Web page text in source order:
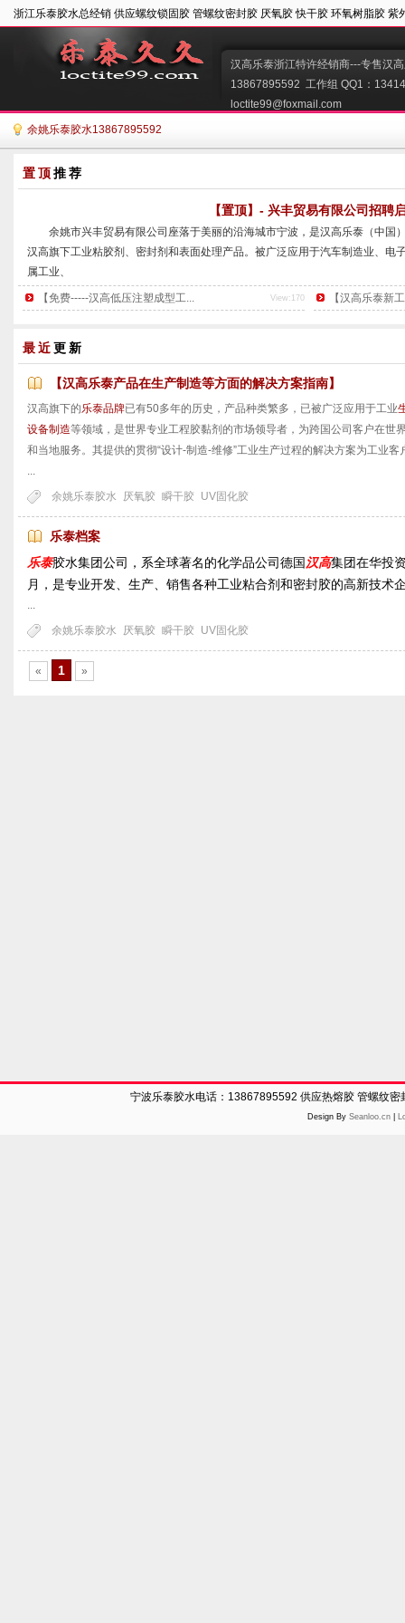
浙江乐泰胶水总经销 供应螺纹锁固胶 管螺纹密封胶 厌氧胶 快干胶 环氧树脂胶 紫
汉高乐泰浙江特许经销商---专售汉
13867895592  工作组 QQ1：
loctite99@foxmail.com
余姚乐泰胶水13867895592
置顶推荐
【置顶】- 兴丰贸易有限公司招聘
余姚市兴丰贸易有限公司座落于美丽的沿海城市宁波，是汉高乐泰（中国
汉高旗下工业粘胶剂、密封剂和表面处理产品。被广泛应用于汽车制造业、电
属工业、
装配维修等各个领域。
公司产品包括螺纹锁固剂、结构粘胶剂、瞬干胶、紫外线固化剂、平面密
导者，其
View:170
【免费-----汉高低压注塑成型工... 【汉高乐泰新
最近更新
【汉高乐泰产品在生产制造等方面的解决方案指南】
汉高旗下的乐泰品牌已有50多年的历史，产品种类繁多，已被广泛应用于工业
设备制造等领域，是世界专业工程胶黏剂的市场领导者，为跨国公司客户在世
和当地服务。其提供的贯彻“设计-制造-维修”工业生产过程的解决方案为工业
...
余姚乐泰胶水
厌氧胶 瞬干胶 UV固化胶
乐泰档案
乐泰胶水集团公司，系全球著名的化学品公司德国 汉高集团在华投
月，是专业开发、生产、销售各种工业粘合剂和密封胶的高新
...
余姚乐泰胶水
厌氧胶 瞬干胶 UV固化胶
« 1 »
宁波乐泰胶水电话：13867895592 供应热熔胶 管螺纹
Design By Seanloo.cn|